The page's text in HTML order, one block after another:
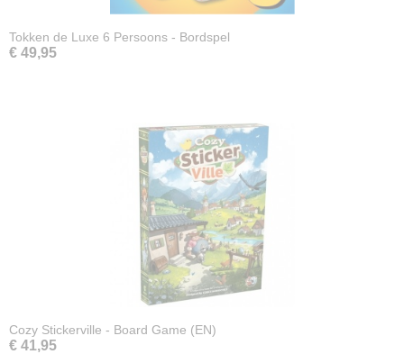
Tokken de Luxe 6 Persoons - Bordspel
€ 49,95
Cozy Stickerville - Board Game (EN)
€ 41,95